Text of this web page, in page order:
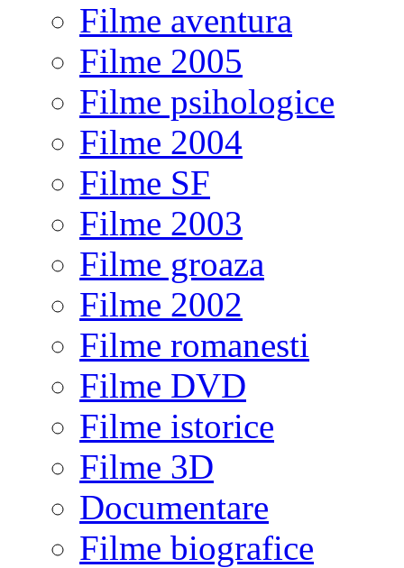
Filme aventura
Filme 2005
Filme psihologice
Filme 2004
Filme SF
Filme 2003
Filme groaza
Filme 2002
Filme romanesti
Filme DVD
Filme istorice
Filme 3D
Documentare
Filme biografice